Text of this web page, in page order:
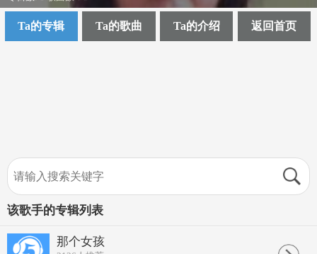
Ta的专辑 Ta的歌曲 Ta的介绍 返回首页
该歌手的专辑列表
那个女孩